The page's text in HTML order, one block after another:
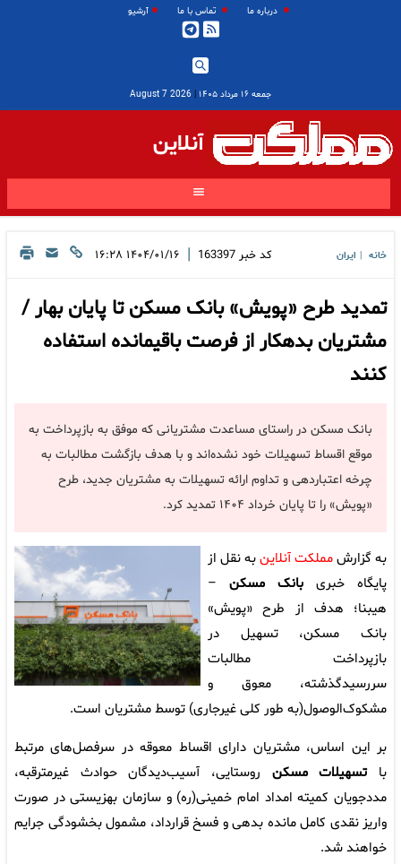
درباره ما تماس با ما آرشیو
جمعه ۱۶ مرداد ۱۴۰۵ |
2026 August 7
آنلاین
خانه ایران کد خبر 163397
| ۱۴۰۴/۰۱/۱۶ ۱۶:۲۸
تمدید طرح «پویش» بانک مسکن تا پایان بهار /
مشتریان بدهکار از فرصت باقیمانده استفاده
کنند
بانک مسکن در راستای مساعدت مشتریانی که موفق به بازپرداخت به
موقع اقساط تسهیلات خود نشده‌اند و با هدف بازگشت مطالبات به
چرخه اعتباردهی و تداوم ارائه تسهیلات به مشتریان جدید، طرح
«پویش» را تا پایان خرداد ۱۴۰۴ تمدید کرد.
به گزارشمملکت آنلاینبه نقل از
پایگاه خبری بانک مسکن –
هیبنا؛ هدف از طرح «پویش»
بانک مسکن، تسهیل در
بازپرداخت مطالبات
سررسیدگذشته، معوق و
مشکوک‌الوصول(به طور کلی غیرجاری) توسط مشتریان است.
بر این اساس، مشتریان دارای اقساط معوقه در سرفصل‌های مرتبط
باتسهیلات مسکن روستایی، آسیب‌دیدگان حوادث غیرمترقبه،
مددجویان کمیته امداد امام خمینی(ره) و سازمان بهزیستی در صورت
واریز نقدی کامل مانده بدهی و فسخ قرارداد، مشمول بخشودگی جرایم
خواهند شد.